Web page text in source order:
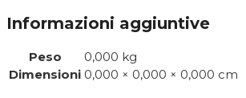
Informazioni aggiuntive
Peso
0,000 kg
Dimensioni 0,000 × 0,000 × 0,000 cm